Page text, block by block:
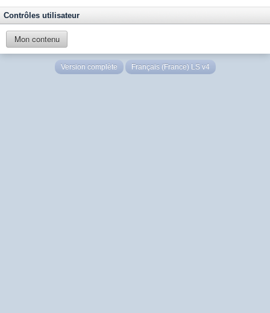
Contrôles utilisateur
Mon contenu
Version complète Français (France) LS v4